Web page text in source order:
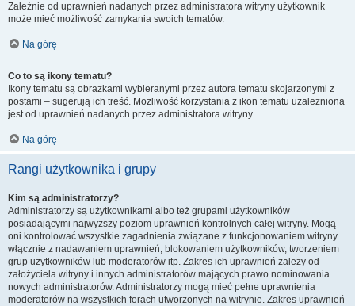
Zależnie od uprawnień nadanych przez administratora witryny użytkownik
może mieć możliwość zamykania swoich tematów.
Na górę
Co to są ikony tematu?
Ikony tematu są obrazkami wybieranymi przez autora tematu skojarzonymi z
postami – sugerują ich treść. Możliwość korzystania z ikon tematu uzależniona
jest od uprawnień nadanych przez administratora witryny.
Na górę
Rangi użytkownika i grupy
Kim są administratorzy?
Administratorzy są użytkownikami albo też grupami użytkowników
posiadającymi najwyższy poziom uprawnień kontrolnych całej witryny. Mogą
oni kontrolować wszystkie zagadnienia związane z funkcjonowaniem witryny
włącznie z nadawaniem uprawnień, blokowaniem użytkowników, tworzeniem
grup użytkowników lub moderatorów itp. Zakres ich uprawnień zależy od
założyciela witryny i innych administratorów mających prawo nominowania
nowych administratorów. Administratorzy mogą mieć pełne uprawnienia
moderatorów na wszystkich forach utworzonych na witrynie. Zakres uprawnień